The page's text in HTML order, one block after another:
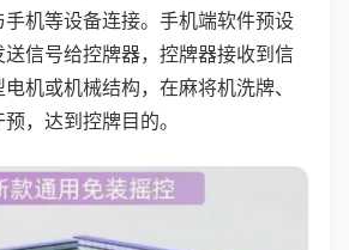
机等设备连接。手机端软件预设
信号给控牌器，控牌器接收到信
机或机械结构，在麻将机洗牌、
，达到控牌目的。